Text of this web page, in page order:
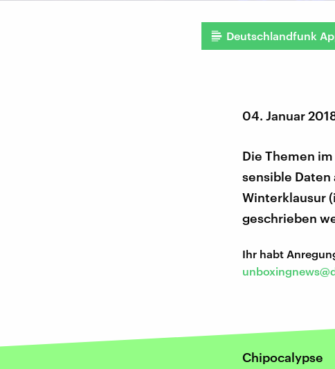
Deutschlandfunk
04. Januar
Die Themen
sensible Daten
Winterklausur
geschrieben
Ihr habt
Chipocalypse